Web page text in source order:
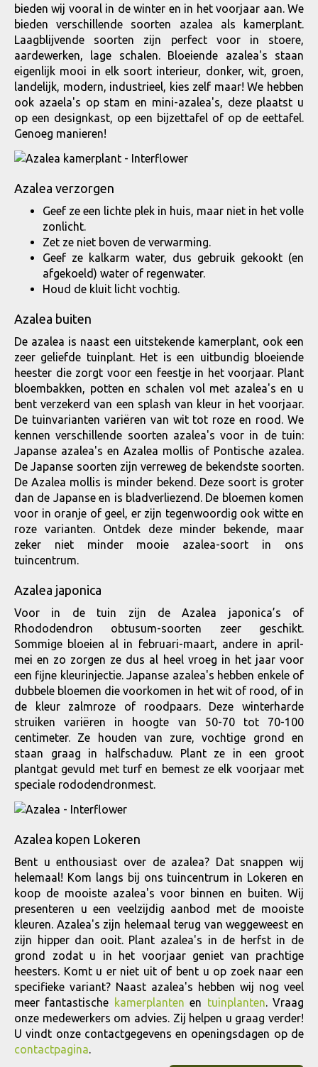
bieden wij vooral in de winter en in het voorjaar aan. We
bieden verschillende soorten azalea als kamerplant.
Laagblijvende soorten zijn perfect voor in stoere,
aardewerken, lage schalen. Bloeiende azalea's staan
eigenlijk mooi in elk soort interieur, donker, wit, groen,
landelijk, modern, industrieel, kies zelf maar! We hebben
ook azaela's op stam en mini-azalea's, deze plaatst u
op een designkast, op een bijzettafel of op de eettafel.
Genoeg manieren!
Azalea verzorgen
Geef ze een lichte plek in huis, maar niet in het volle
zonlicht.
Zet ze niet boven de verwarming.
Geef ze kalkarm water, dus gebruik gekookt (en
afgekoeld) water of regenwater.
Houd de kluit licht vochtig.
Azalea buiten
De azalea is naast een uitstekende kamerplant, ook een
zeer geliefde tuinplant. Het is een uitbundig bloeiende
heester die zorgt voor een feestje in het voorjaar. Plant
bloembakken, potten en schalen vol met azalea's en u
bent verzekerd van een splash van kleur in het voorjaar.
De tuinvarianten variëren van wit tot roze en rood. We
kennen verschillende soorten azalea's voor in de tuin:
Japanse azalea's en Azalea mollis of Pontische azalea.
De Japanse soorten zijn verreweg de bekendste soorten.
De Azalea mollis is minder bekend. Deze soort is groter
dan de Japanse en is bladverliezend. De bloemen komen
voor in oranje of geel, er zijn tegenwoordig ook witte en
roze varianten. Ontdek deze minder bekende, maar
zeker niet minder mooie azalea-soort in ons
tuincentrum.
Azalea japonica
Voor in de tuin zijn de Azalea japonica’s of
Rhododendron obtusum-soorten zeer geschikt.
Sommige bloeien al in februari-maart, andere in april-
mei en zo zorgen ze dus al heel vroeg in het jaar voor
een fijne kleurinjectie. Japanse azalea's hebben enkele of
dubbele bloemen die voorkomen in het wit of rood, of in
de kleur zalmroze of roodpaars. Deze winterharde
struiken variëren in hoogte van 50-70 tot 70-100
centimeter. Ze houden van zure, vochtige grond en
staan graag in halfschaduw. Plant ze in een groot
plantgat gevuld met turf en bemest ze elk voorjaar met
speciale rododendronmest.
Azalea kopen Lokeren
Bent u enthousiast over de azalea? Dat snappen wij
helemaal! Kom langs bij ons tuincentrum in Lokeren en
koop de mooiste azalea's voor binnen en buiten. Wij
presenteren u een veelzijdig aanbod met de mooiste
kleuren. Azalea's zijn helemaal terug van weggeweest en
zijn hipper dan ooit. Plant azalea's in de herfst in de
grond zodat u in het voorjaar geniet van prachtige
heesters. Komt u er niet uit of bent u op zoek naar een
specifieke variant? Naast azalea's hebben wij nog veel
meer fantastische kamerplanten en tuinplanten. Vraag
onze medewerkers om advies. Zij helpen u graag verder!
U vindt onze contactgegevens en openingsdagen op de
contactpagina.